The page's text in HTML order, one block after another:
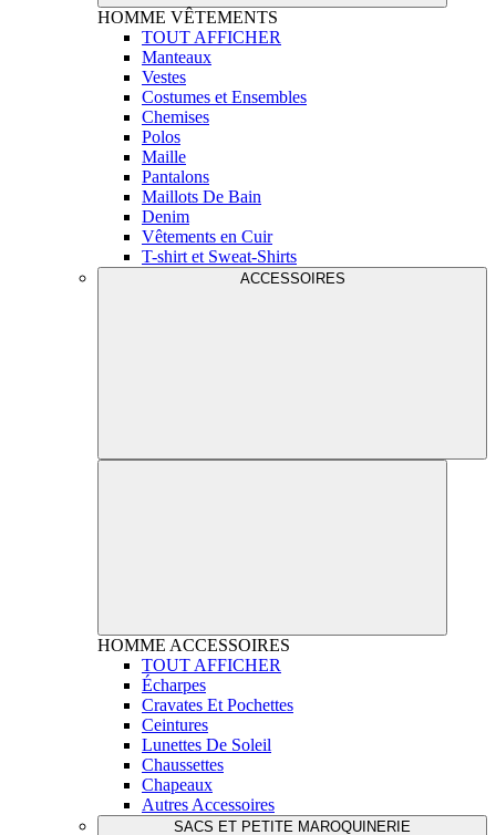
HOMME VÊTEMENTS
TOUT AFFICHER
Manteaux
Vestes
Costumes et Ensembles
Chemises
Polos
Maille
Pantalons
Maillots De Bain
Denim
Vêtements en Cuir
T-shirt et Sweat-Shirts
ACCESSOIRES
HOMME ACCESSOIRES
TOUT AFFICHER
Écharpes
Cravates Et Pochettes
Ceintures
Lunettes De Soleil
Chaussettes
Chapeaux
Autres Accessoires
SACS ET PETITE MAROQUINERIE